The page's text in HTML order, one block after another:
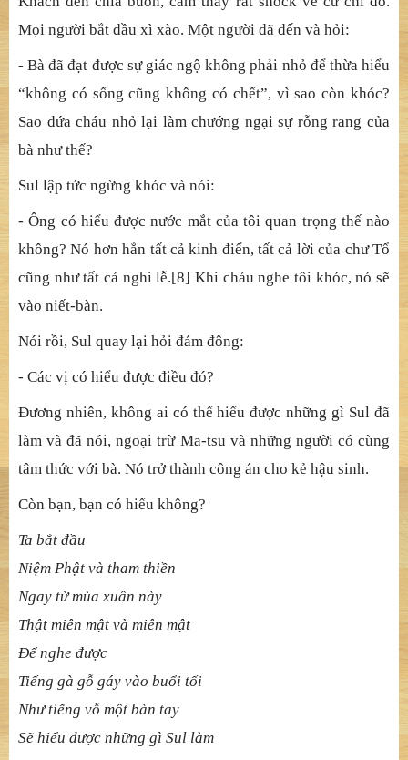
Cô lấy chồng và có một đại gia đình hạnh phúc. Tất cả
để được giúp đỡ và nhận sự chỉ dạy. Cô được biết đến như
một thiền sư.
Khi tuổi về chiều, đứa cháu gọi Sul bằng bà qua đời. Sul
Khách đến chia buồn, cảm thấy rất shock về cử chỉ đó.
Mọi người bắt đầu xì xào. Một người đã đến và hỏi:
- Bà đã đạt được sự giác ngộ không phải nhỏ để thừa hiểu
“không có sống cũng không có chết”, vì sao còn khóc?
bà như thế?
Sul lập tức ngừng khóc và nói:
- Ông có hiểu được nước mắt của tôi quan trọng thế nào
không? Nó hơn hẳn tất cả kinh điển, tất cả lời của chư Tổ
cũng như tất cả nghi lễ.[8] Khi cháu nghe tôi khóc, nó sẽ
vào niết-bàn.
Nói rồi, Sul quay lại hỏi đám đông:
- Các vị có hiểu được điều đó?
Đương nhiên, không ai có thể hiểu được những gì Sul đã
làm và đã nói, ngoại trừ Ma-tsu và những người có cùng
tâm thức với bà. Nó trở thành công án cho kẻ hậu sinh.
Còn bạn, bạn có hiểu không?
Ta bắt đầu